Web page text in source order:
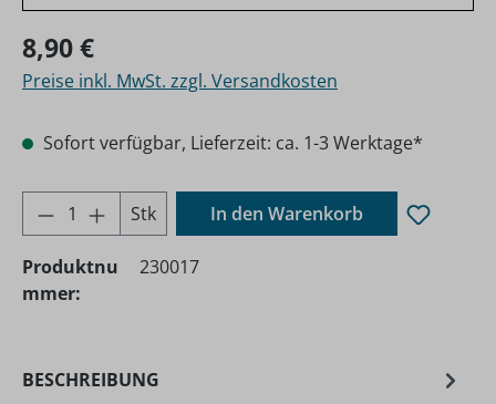
Regulärer Preis:
8,90 €
Preise inkl. MwSt. zzgl. Versandkosten
Sofort verfügbar, Lieferzeit: ca. 1-3 Werktage*
Produkt Anzahl: Gib den gewünschten
Stk In den Warenkorb
Produktnu
mmer:
230017
BESCHREIBUNG